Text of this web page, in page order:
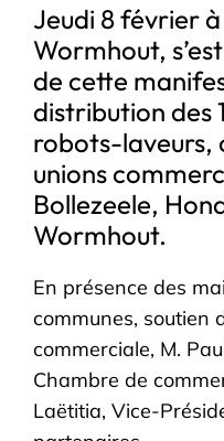
Jeudi 8 février
Wormhout,
de cette
distribution des
robots-laveurs,
unions
Bollezeele,
Wormhout.
En présence des
communes, soutien
commerciale, M.
Chambre de
Laëtitia, Vice-